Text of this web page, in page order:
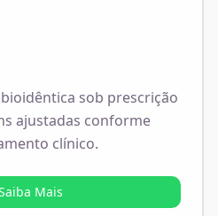
sob prescrição
ajustadas conforme
clínico.
Mais